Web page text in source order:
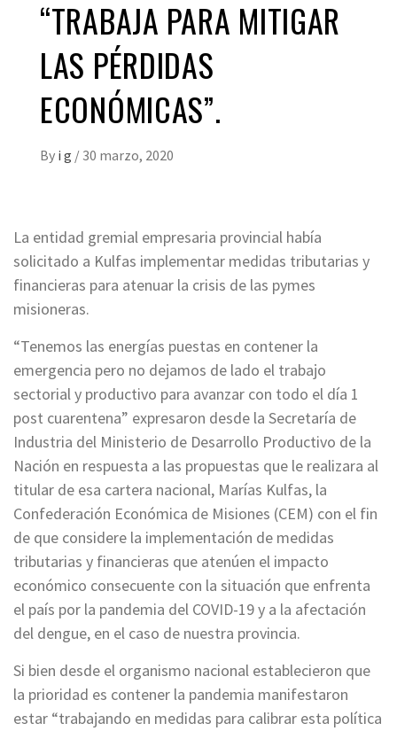
“TRABAJA PARA MITIGAR
LAS PÉRDIDAS
ECONÓMICAS”.
By i g / 30 marzo, 2020
La entidad gremial empresaria provincial había
solicitado a Kulfas implementar medidas tributarias y
financieras para atenuar la crisis de las pymes
misioneras.
“Tenemos las energías puestas en contener la
emergencia pero no dejamos de lado el trabajo
sectorial y productivo para avanzar con todo el día 1
post cuarentena” expresaron desde la Secretaría de
Industria del Ministerio de Desarrollo Productivo de la
Nación en respuesta a las propuestas que le realizara al
titular de esa cartera nacional, Marías Kulfas, la
Confederación Económica de Misiones (CEM) con el fin
de que considere la implementación de medidas
tributarias y financieras que atenúen el impacto
económico consecuente con la situación que enfrenta
el país por la pandemia del COVID-19 y a la afectación
del dengue, en el caso de nuestra provincia.
Si bien desde el organismo nacional establecieron que
la prioridad es contener la pandemia manifestaron
estar “trabajando en medidas para calibrar esta política